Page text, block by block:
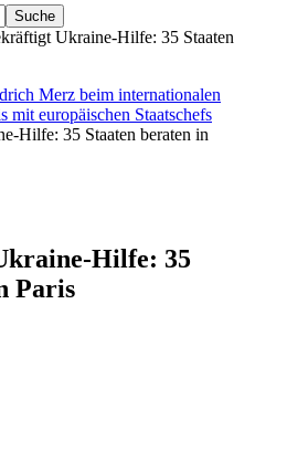
Ukraine-Hilfe: 35 Staaten
Hilfe: 35 Staaten beraten in
Hilfe: 35
Paris